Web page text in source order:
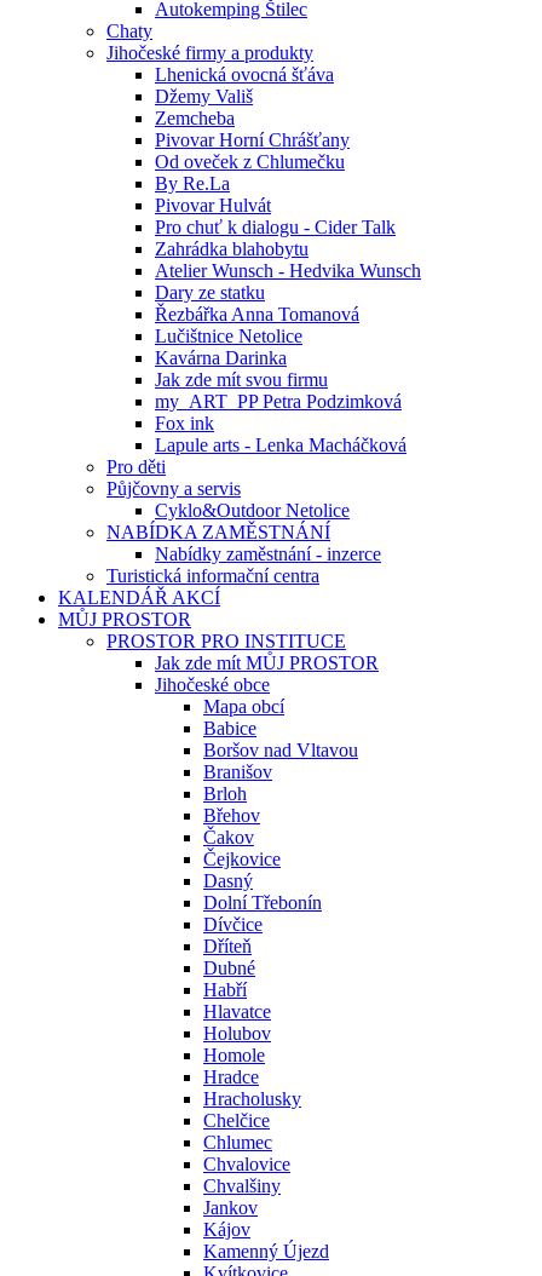
Autokemping Štilec
Chaty
Jihočeské firmy a produkty
Lhenická ovocná šťáva
Džemy Vališ
Zemcheba
Pivovar Horní Chrášťany
Od oveček z Chlumečku
By Re.La
Pivovar Hulvát
Pro chuť k dialogu - Cider Talk
Zahrádka blahobytu
Atelier Wunsch - Hedvika Wunsch
Dary ze statku
Řezbářka Anna Tomanová
Lučištnice Netolice
Kavárna Darinka
Jak zde mít svou firmu
my_ART_PP Petra Podzimková
Fox ink
Lapule arts - Lenka Macháčková
Pro děti
Půjčovny a servis
Cyklo&Outdoor Netolice
NABÍDKA ZAMĚSTNÁNÍ
Nabídky zaměstnání - inzerce
Turistická informační centra
KALENDÁŘ AKCÍ
MŮJ PROSTOR
PROSTOR PRO INSTITUCE
Jak zde mít MŮJ PROSTOR
Jihočeské obce
Mapa obcí
Babice
Boršov nad Vltavou
Branišov
Brloh
Břehov
Čakov
Čejkovice
Dasný
Dolní Třebonín
Dívčice
Dříteň
Dubné
Habří
Hlavatce
Holubov
Homole
Hradce
Hracholusky
Chelčice
Chlumec
Chvalovice
Chvalšiny
Jankov
Kájov
Kamenný Újezd